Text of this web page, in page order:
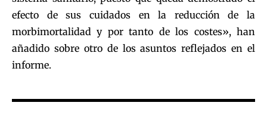
efecto de sus cuidados en la reducción de la
morbimortalidad y por tanto de los costes», han
añadido sobre otro de los asuntos reflejados en el
informe.